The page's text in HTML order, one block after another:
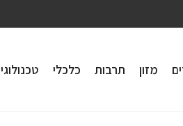
מזון תרבות כלכלי טכנולוגי